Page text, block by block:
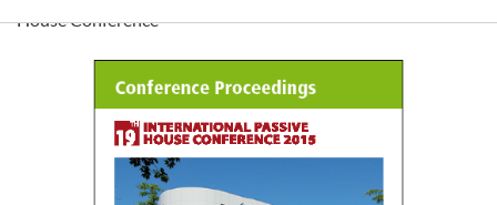
House Conference